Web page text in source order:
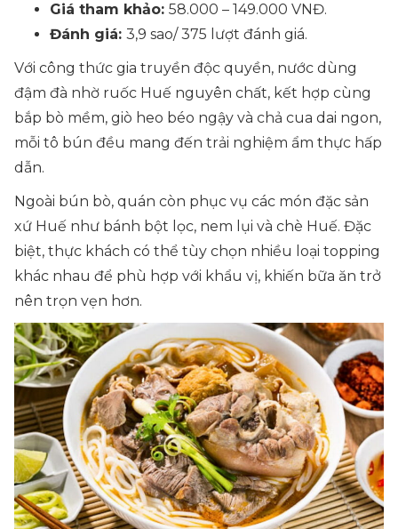
Giá tham khảo: 58.000 – 149.000 VNĐ.
Đánh giá: 3,9 sao/ 375 lượt đánh giá.
Với công thức gia truyền độc quyền, nước dùng
đậm đà nhờ ruốc Huế nguyên chất, kết hợp cùng
bắp bò mềm, giò heo béo ngậy và chả cua dai ngon,
mỗi tô bún đều mang đến trải nghiệm ẩm thực hấp
dẫn.
Ngoài bún bò, quán còn phục vụ các món đặc sản
xứ Huế như bánh bột lọc, nem lụi và chè Huế. Đặc
biệt, thực khách có thể tùy chọn nhiều loại topping
khác nhau để phù hợp với khẩu vị, khiến bữa ăn trở
nên trọn vẹn hơn.